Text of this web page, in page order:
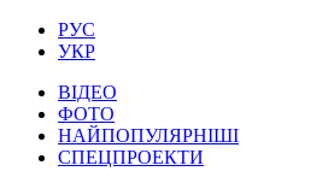
РУС
УКР
ВІДЕО
ФОТО
НАЙПОПУЛЯРНІШІ
СПЕЦПРОЕКТИ